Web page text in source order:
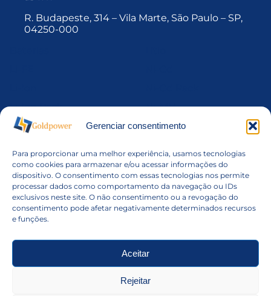
Gerenciar consentimento
Para proporcionar uma melhor experiência, usamos tecnologias
como cookies para armazenar e/ou acessar informações do
dispositivo. O consentimento com essas tecnologias nos permite
processar dados como comportamento da navegação ou IDs
exclusivos neste site. O não consentimento ou a revogação do
consentimento pode afetar negativamente determinados recursos
e funções.
Aceitar
Rejeitar
R. Budapeste, 314 – Vila Marte, São Paulo – SP,
04250-000
Li-Ion Pack
Li-MnO2
Li-Po Pack
Li-SOCl2
Ni-MH
Ni-Mh Pack
Pack de Baterias
VRLA
Montagem de Packs